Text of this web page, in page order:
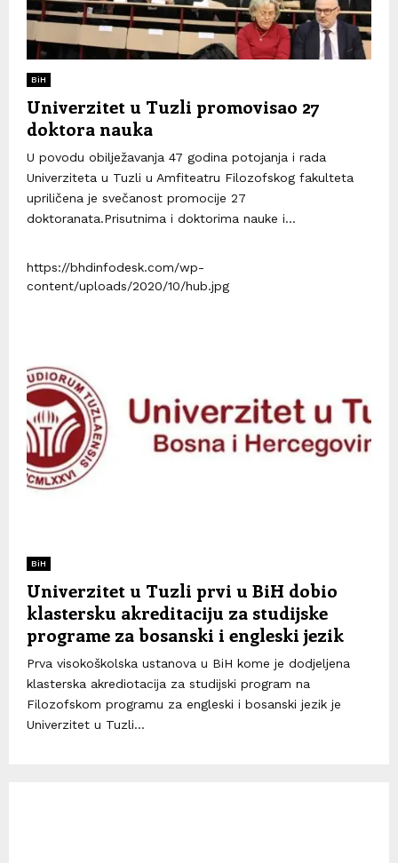
BiH
Univerzitet u Tuzli promovisao 27
doktora nauka
U povodu obilježavanja 47 godina potojanja i rada
Univerziteta u Tuzli u Amfiteatru Filozofskog fakulteta
upriličena je svečanost promocije 27
doktoranata.Prisutnima i doktorima nauke i...
https://bhdinfodesk.com/wp-
content/uploads/2020/10/hub.jpg
BiH
Univerzitet u Tuzli prvi u BiH dobio
klastersku akreditaciju za studijske
programe za bosanski i engleski jezik
Prva visokoškolska ustanova u BiH kome je dodjeljena
klasterska akrediotacija za studijski program na
Filozofskom programu za engleski i bosanski jezik je
Univerzitet u Tuzli...